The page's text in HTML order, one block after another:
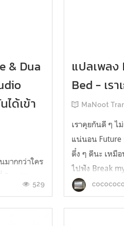
& Dua
ได้เข้า
มากกว่าใคร
Lipa
อัลบั้ม
dance
529
แปลเพลง
Bed - เร
MaNoot
เราคุยกันดี ๆ ไ
แน่นอน Future
ตึ๋ง ๆ ดีนะ เหมื
ไปฟัง Break
boys, Good in
มาก ติดตามเพ
Translate